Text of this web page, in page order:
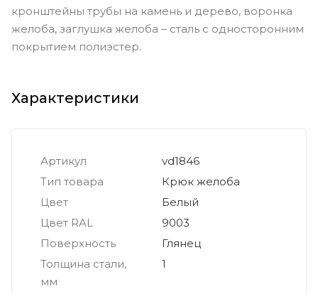
кронштейны трубы на камень и дерево, воронка
желоба, заглушка желоба – сталь с односторонним
покрытием полиэстер.
Характеристики
Артикул
vd1846
Тип товара
Крюк желоба
Цвет
Белый
Цвет RAL
9003
Поверхность
Глянец
Толщина стали,
мм
1